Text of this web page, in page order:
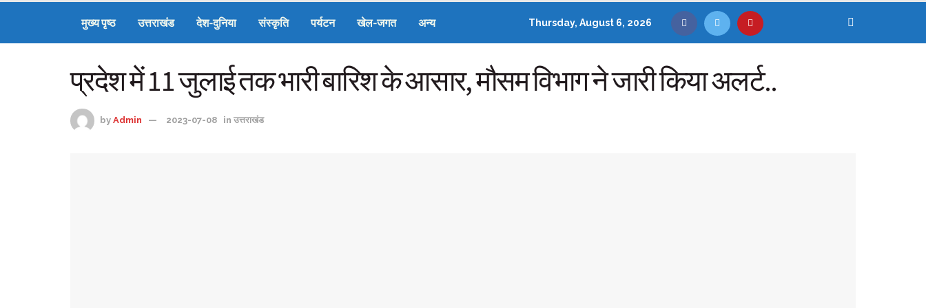
मुख्य पृष्ठ उत्तराखंड देश-दुनिया संस्कृति पर्यटन खेल-जगत अन्य Thursday, August 6, 2026
प्रदेश में 11 जुलाई तक भारी बारिश के आसार, मौसम विभाग ने जारी किया अलर्ट..
by Admin 2023-07-08 in उत्तराखंड